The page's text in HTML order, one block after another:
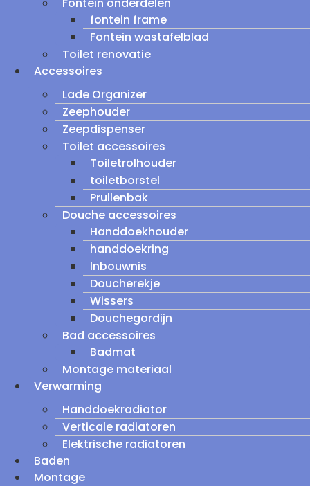
fontein frame
Fontein wastafelblad
Toilet renovatie
Accessoires
Lade Organizer
Zeephouder
Zeepdispenser
Toilet accessoires
Toiletrolhouder
toiletborstel
Prullenbak
Douche accessoires
Handdoekhouder
handdoekring
Inbouwnis
Doucherekje
Wissers
Douchegordijn
Bad accessoires
Badmat
Montage materiaal
Verwarming
Handdoekradiator
Verticale radiatoren
Elektrische radiatoren
Baden
Montage